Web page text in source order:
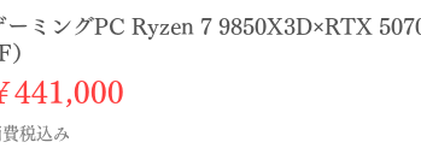
ーミングPC Ryzen 7 9850X3D×RTX
）
格
441,000
税込み